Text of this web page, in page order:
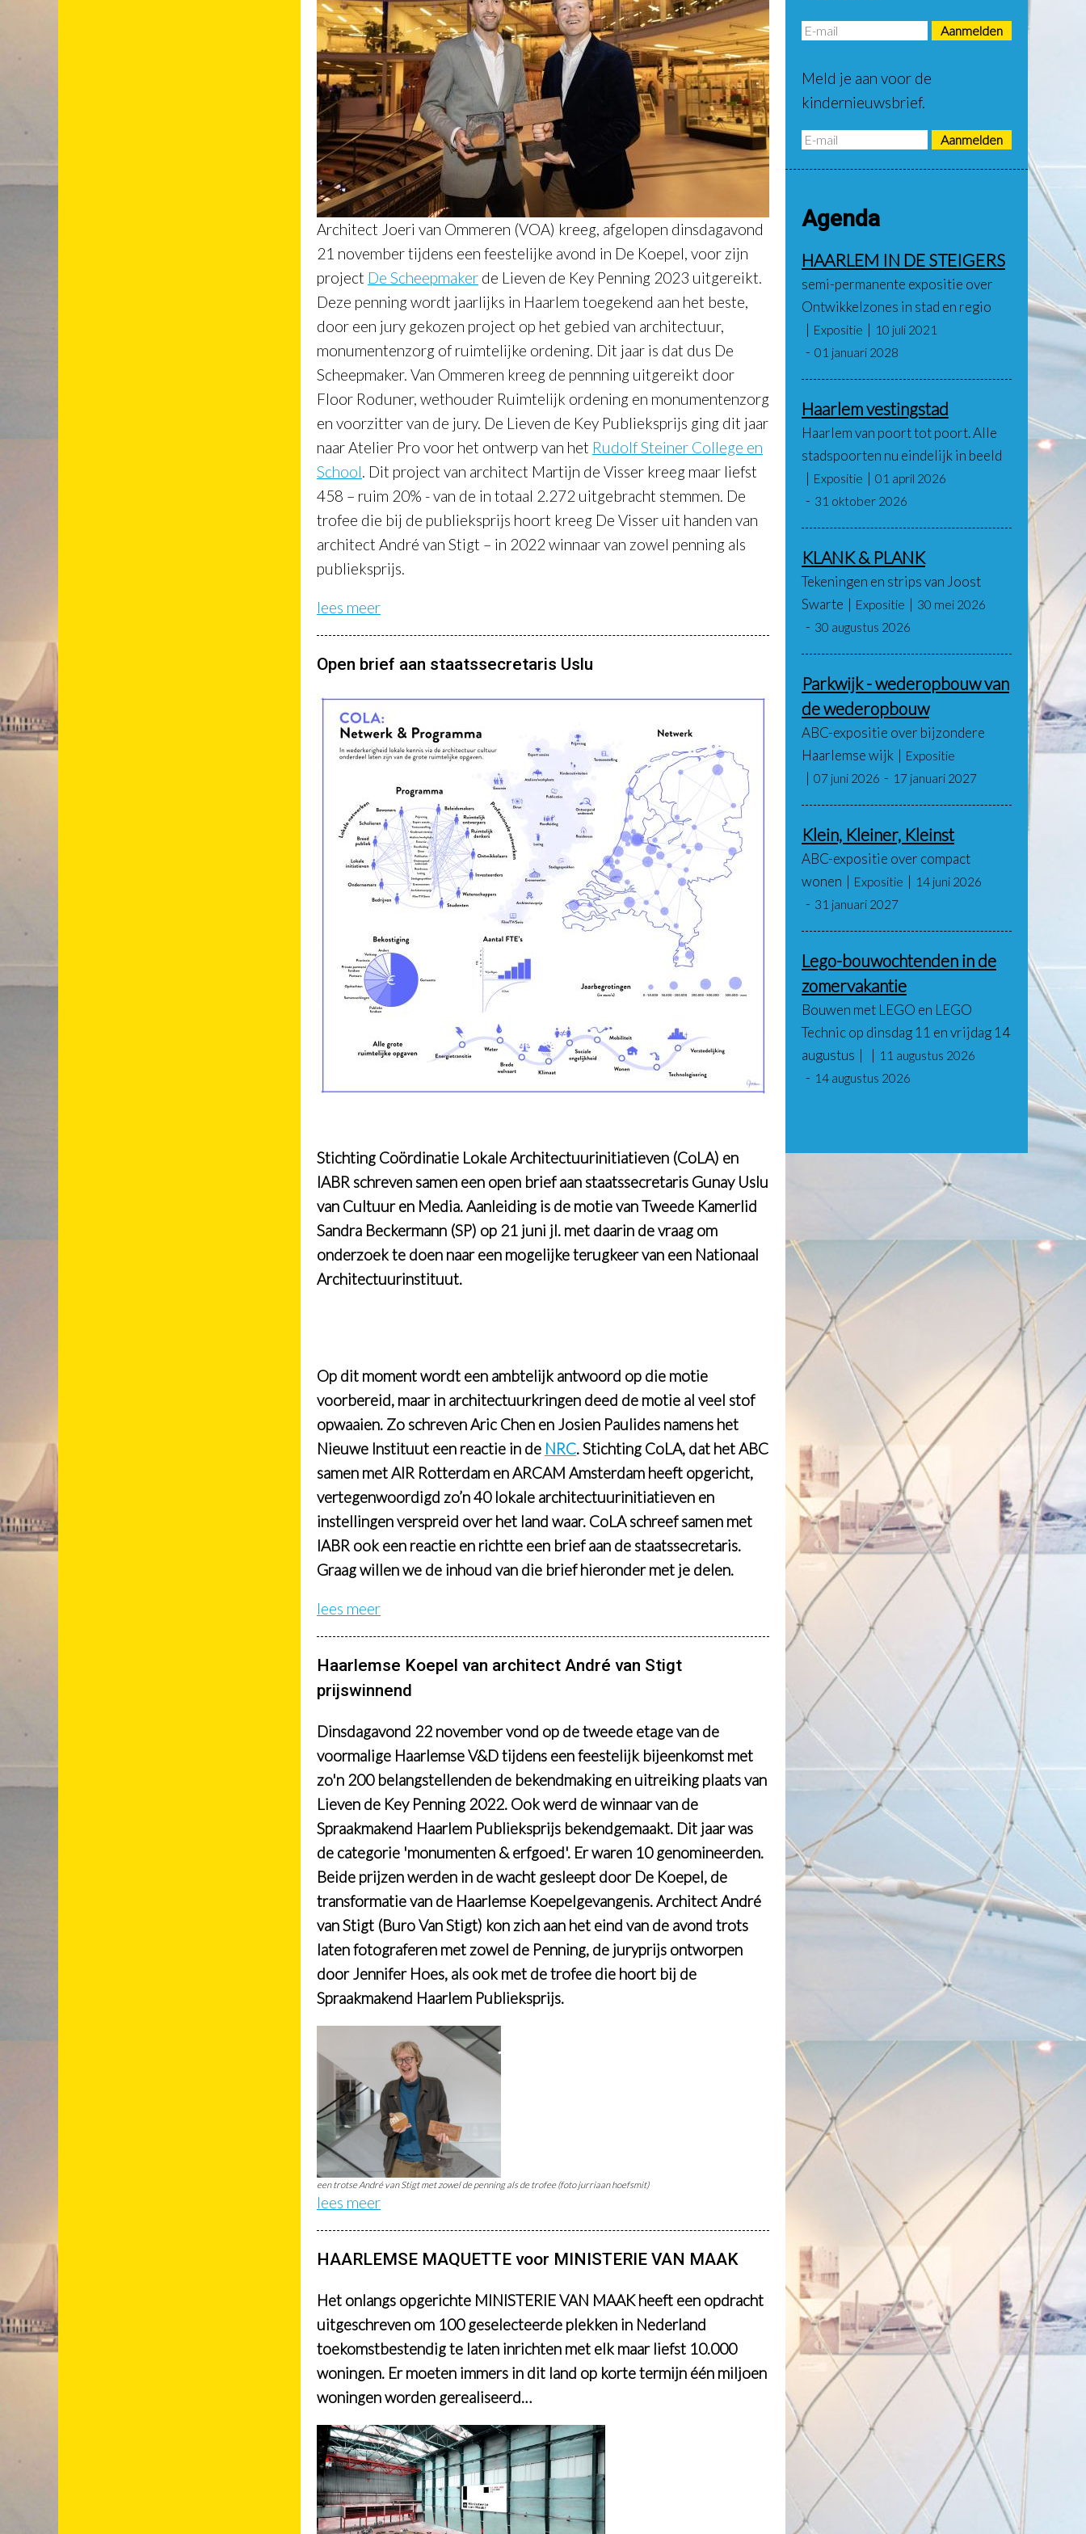
Architect Joeri van Ommeren (VOA) kreeg, afgelopen dinsdagavond
21 november tijdens een feestelijke avond in De Koepel, voor zijn
project De Scheepmaker ​​​​​​de Lieven de Key Penning 2023 uitgereikt.
Deze penning wordt jaarlijks in Haarlem toegekend aan het beste,
door een jury gekozen project op het gebied van architectuur,
monumentenzorg of ruimtelijke ordening. Dit jaar is dat dus De
Scheepmaker. Van Ommeren kreeg de pennning uitgereikt door
Floor Roduner, wethouder Ruimtelijk ordening en monumentenzorg
en voorzitter van de jury. De Lieven de Key Publieksprijs ging dit jaar
naar Atelier Pro voor het ontwerp van het Rudolf Steiner College en
School. Dit project van architect Martijn de Visser kreeg maar liefst
458 – ruim 20% - van de in totaal 2.272 uitgebracht stemmen. De
trofee die bij de publieksprijs hoort kreeg De Visser uit handen van
architect André van Stigt – in 2022 winnaar van zowel penning als
publieksprijs.
lees meer
Open brief aan staatssecretaris Uslu
Stichting Coördinatie Lokale Architectuurinitiatieven (CoLA) en
IABR schreven samen een open brief aan staatssecretaris Gunay Uslu
van Cultuur en Media. Aanleiding is de motie van Tweede Kamerlid
Sandra Beckermann (SP) op 21 juni jl. met daarin de vraag om
onderzoek te doen naar een mogelijke terugkeer van een Nationaal
Architectuurinstituut.
Op dit moment wordt een ambtelijk antwoord op die motie
voorbereid, maar in architectuurkringen deed de motie al veel stof
opwaaien. Zo schreven Aric Chen en Josien Paulides namens het
Nieuwe Instituut een reactie in de NRC. Stichting CoLA, dat het ABC
samen met AIR Rotterdam en ARCAM Amsterdam heeft opgericht,
vertegenwoordigd zo’n 40 lokale architectuurinitiatieven en
instellingen verspreid over het land waar. CoLA schreef samen met
IABR ook een reactie en richtte een brief aan de staatssecretaris.
Graag willen we de inhoud van die brief hieronder met je delen.
lees meer
Haarlemse Koepel van architect André van Stigt
prijswinnend
Dinsdagavond 22 november vond op de tweede etage van de
voormalige Haarlemse V&D tijdens een feestelijk bijeenkomst met
zo'n 200 belangstellenden de bekendmaking en uitreiking plaats van
Lieven de Key Penning 2022. Ook werd de winnaar van de
Spraakmakend Haarlem Publieksprijs bekendgemaakt. Dit jaar was
de categorie 'monumenten & erfgoed'. Er waren 10 genomineerden.
Beide prijzen werden in de wacht gesleept door De Koepel, de
transformatie van de Haarlemse Koepelgevangenis. Architect André
van Stigt (Buro Van Stigt) kon zich aan het eind van de avond trots
laten fotograferen met zowel de Penning, de juryprijs ontworpen
door Jennifer Hoes, als ook met de trofee die hoort bij de
Spraakmakend Haarlem Publieksprijs.
een trotse André van Stigt met zowel de penning als de trofee (foto jurriaan hoefsmit)
lees meer
HAARLEMSE MAQUETTE voor MINISTERIE VAN MAAK
Het onlangs opgerichte MINISTERIE VAN MAAK heeft een opdracht
uitgeschreven om 100 geselecteerde plekken in Nederland
toekomstbestendig te laten inrichten met elk maar liefst 10.000
woningen. Er moeten immers in dit land op korte termijn één miljoen
woningen worden gerealiseerd…
Meld je aan voor de
kindernieuwsbrief.
Agenda
HAARLEM IN DE STEIGERS
semi-permanente expositie over
Ontwikkelzones in stad en regio
Expositie
10 juli 2021
01 januari 2028
Haarlem vestingstad
Haarlem van poort tot poort. Alle
stadspoorten nu eindelijk in beeld
Expositie
01 april 2026
31 oktober 2026
KLANK & PLANK
Tekeningen en strips van Joost
Swarte
Expositie
30 mei 2026
30 augustus 2026
Parkwijk - wederopbouw van
de wederopbouw
ABC-expositie over bijzondere
Haarlemse wijk
Expositie
07 juni 2026
17 januari 2027
Klein, Kleiner, Kleinst
ABC-expositie over compact
wonen
Expositie
14 juni 2026
31 januari 2027
Lego-bouwochtenden in de
zomervakantie
Bouwen met LEGO en LEGO
Technic op dinsdag 11 en vrijdag 14
augustus
11 augustus 2026
14 augustus 2026